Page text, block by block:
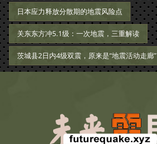
日本应力释放分散期的地震风险点
关东东方冲5.1级：一次地震，三重解读
茨城县2日内4级双震，原来是“地震活动走廊”